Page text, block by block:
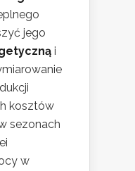
jego
i
kosztów
sezonach
w